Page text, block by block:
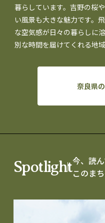
暮らしています。吉野の桜
い風景も大きな魅力です。
な空気感が日々の暮らしに
別な時間を届けてくれる地域
奈良県
Spotlight今、読ん
このま